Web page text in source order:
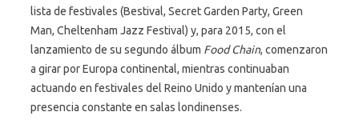
lista de festivales (Bestival, Secret Garden Party, Green
Man, Cheltenham Jazz Festival) y, para 2015, con el
lanzamiento de su segundo álbum Food Chain, comenzaron
a girar por Europa continental, mientras continuaban
actuando en festivales del Reino Unido y mantenían una
presencia constante en salas londinenses.